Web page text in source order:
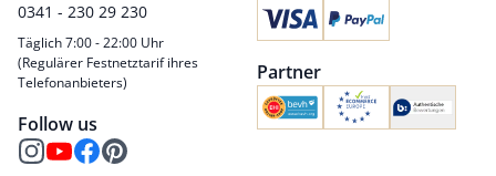
0341 - 230 29 230
Täglich 7:00 - 22:00 Uhr
(Regulärer Festnetztarif ihres
Telefonanbieters)
Follow us
Partner